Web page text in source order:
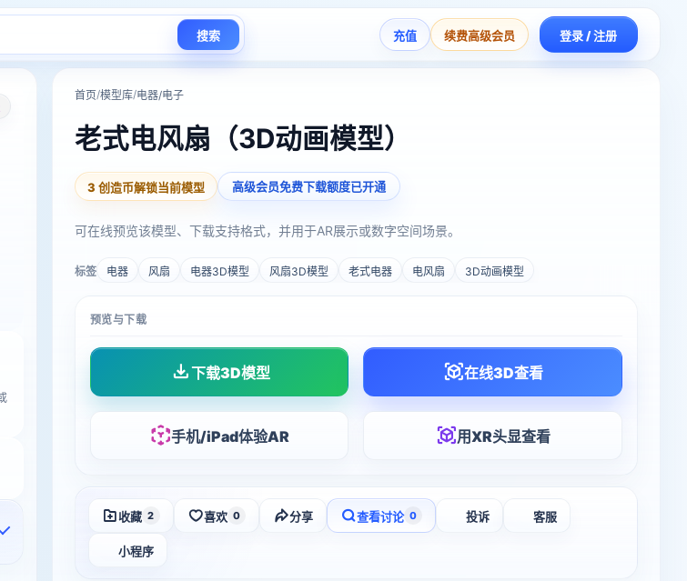
搜索 充值 续费高级会员 登录 / 注册
首页/模型库/电器/电子
老式电风扇（3D动画模型）
3 创造币解锁当前模型 高级会员免费下载额度已开通
可在线预览该模型、下载支持格式，并用于AR展示或数字空间场景。
标签 电器 风扇 电器3D模型 风扇3D模型 老式电器 电风扇 3D动画模型
预览与下载
下载3D模型 在线3D查看
手机/iPad体验AR 用XR头显查看
收藏 2 喜欢 0 分享 查看讨论 0 投诉 客服
小程序